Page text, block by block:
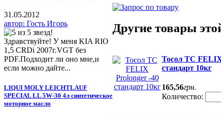
31.05.2012
автор: Гость Игорь
Здравствуйте! У меня KIA RIO
1,5 CRDi 2007г.VGT без
PDF.Подходит ли оно мне,и
если можно дайте...
LIQUI MOLY LEICHTLAUF
SPECIAL LL 5W-30 4л синтетическое
моторное масло
Другие товары
Тосол ТС
стандарт 10кг
165,56грн.
Количество: